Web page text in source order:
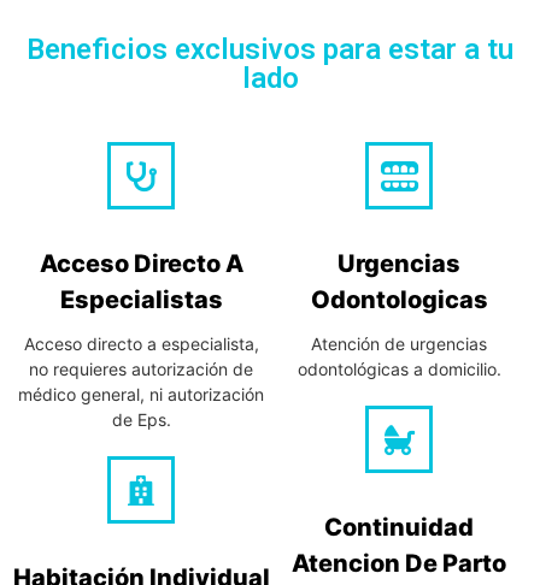
Beneficios exclusivos para estar a tu
lado
Acceso Directo A
Especialistas
Acceso directo a especialista,
no requieres autorización de
médico general, ni autorización
de Eps.
Habitación Individual
Urgencias
Odontologicas
Atención de urgencias
odontológicas a domicilio.
Continuidad
Atencion De Parto